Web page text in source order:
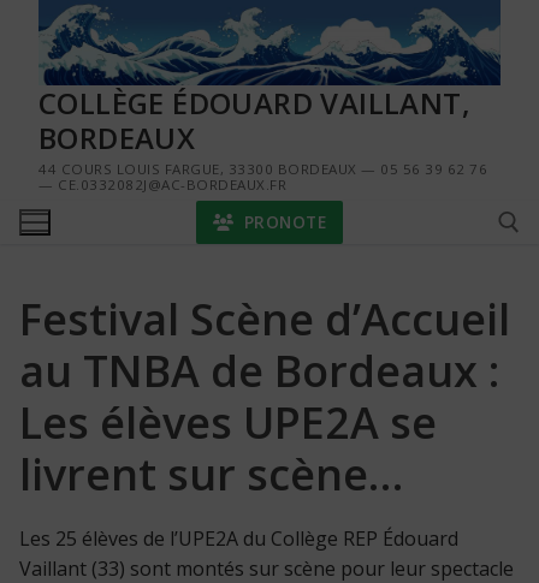
contenu
COLLÈGE ÉDOUARD VAILLANT,
BORDEAUX
44 COURS LOUIS FARGUE, 33300 BORDEAUX — 05 56 39 62 76
— CE.0332082J@AC-BORDEAUX.FR
PRONOTE
Rechercher :
Festival Scène d’Accueil
au TNBA de Bordeaux :
Les élèves UPE2A se
livrent sur scène…
Les 25 élèves de l’UPE2A du Collège REP Édouard
Vaillant (33) sont montés sur scène pour leur spectacle